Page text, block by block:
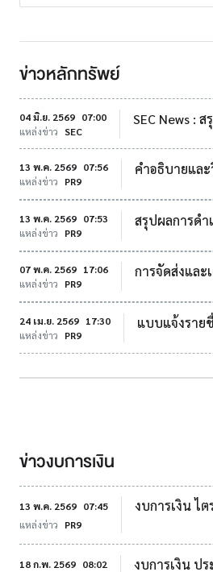
ข่าวหลักทรัพย์
04 มิ.ย. 2569 07:00
แหล่งข่าว
SEC
SEC News :
13 พ.ค. 2569 07:56
แหล่งข่าว
PR9
คำอธิบายแล
13 พ.ค. 2569 07:53
แหล่งข่าว
PR9
สรุปผลการด
07 พ.ค. 2569 17:06
แหล่งข่าว
PR9
การจัดส่งแล
24 เม.ย. 2569 17:30
แหล่งข่าว
PR9
แบบแจ้งราย
ข่าวงบการเงิน
13 พ.ค. 2569 07:45
แหล่งข่าว
PR9
งบการเงิน ไ
18 ก.พ. 2569 08:02
งบการเงิน ป